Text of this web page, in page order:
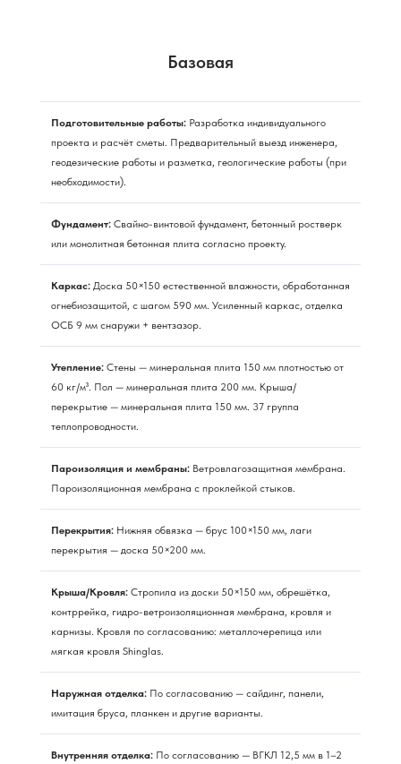
Базовая
Подготовительные работы: Разработка индивидуального
проекта и расчёт сметы. Предварительный выезд инженера,
геодезические работы и разметка, геологические работы (при
необходимости).
Фундамент: Свайно-винтовой фундамент, бетонный ростверк
или монолитная бетонная плита согласно проекту.
Каркас: Доска 50×150 естественной влажности, обработанная
огнебиозащитой, с шагом 590 мм. Усиленный каркас, отделка
ОСБ 9 мм снаружи + вентзазор.
Утепление: Стены — минеральная плита 150 мм плотностью от
60 кг/м³. Пол — минеральная плита 200 мм. Крыша/
перекрытие — минеральная плита 150 мм. 37 группа
теплопроводности.
Пароизоляция и мембраны: Ветровлагозащитная мембрана.
Пароизоляционная мембрана с проклейкой стыков.
Перекрытия: Нижняя обвязка — брус 100×150 мм, лаги
перекрытия — доска 50×200 мм.
Крыша/Кровля: Стропила из доски 50×150 мм, обрешётка,
контррейка, гидро-ветроизоляционная мембрана, кровля и
карнизы. Кровля по согласованию: металлочерепица или
мягкая кровля Shinglas.
Наружная отделка: По согласованию — сайдинг, панели,
имитация бруса, планкен и другие варианты.
Внутренняя отделка: По согласованию — ВГКЛ 12,5 мм в 1–2